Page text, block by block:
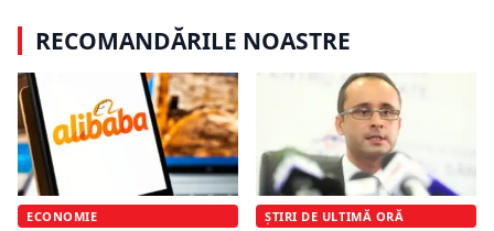
RECOMANDĂRILE NOASTRE
ECONOMIE ȘTIRI DE ULTIMĂ ORĂ